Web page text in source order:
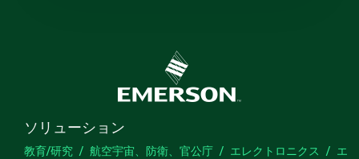
ソリューション
教育/研究 航空宇宙、防衛、官公庁 エレクトロニクス
エ